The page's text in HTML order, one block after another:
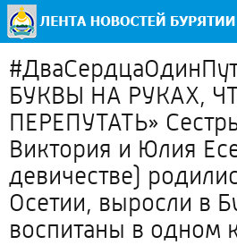
БУКВЫ НА РУКАХ,
ПЕРЕПУТАТЬ»
Виктория и Юлия
девичестве)
Осетии, выросли в
воспитаны в одном